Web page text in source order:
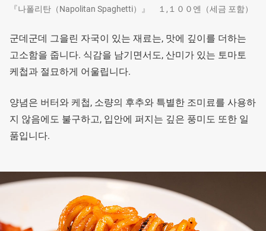
『나폴리탄（Napolitan Spaghetti）』 １,１００엔（세금 포함）
군데군데 그을린 자국이 있는 재료는, 맛에 깊이를 더하는
고소함을 줍니다. 식감을 남기면서도, 산미가 있는 토마토
케첩과 절묘하게 어울립니다.
양념은 버터와 케첩, 소량의 후추와 특별한 조미료를 사용하
지 않음에도 불구하고, 입안에 퍼지는 깊은 풍미도 또한 일
품입니다.